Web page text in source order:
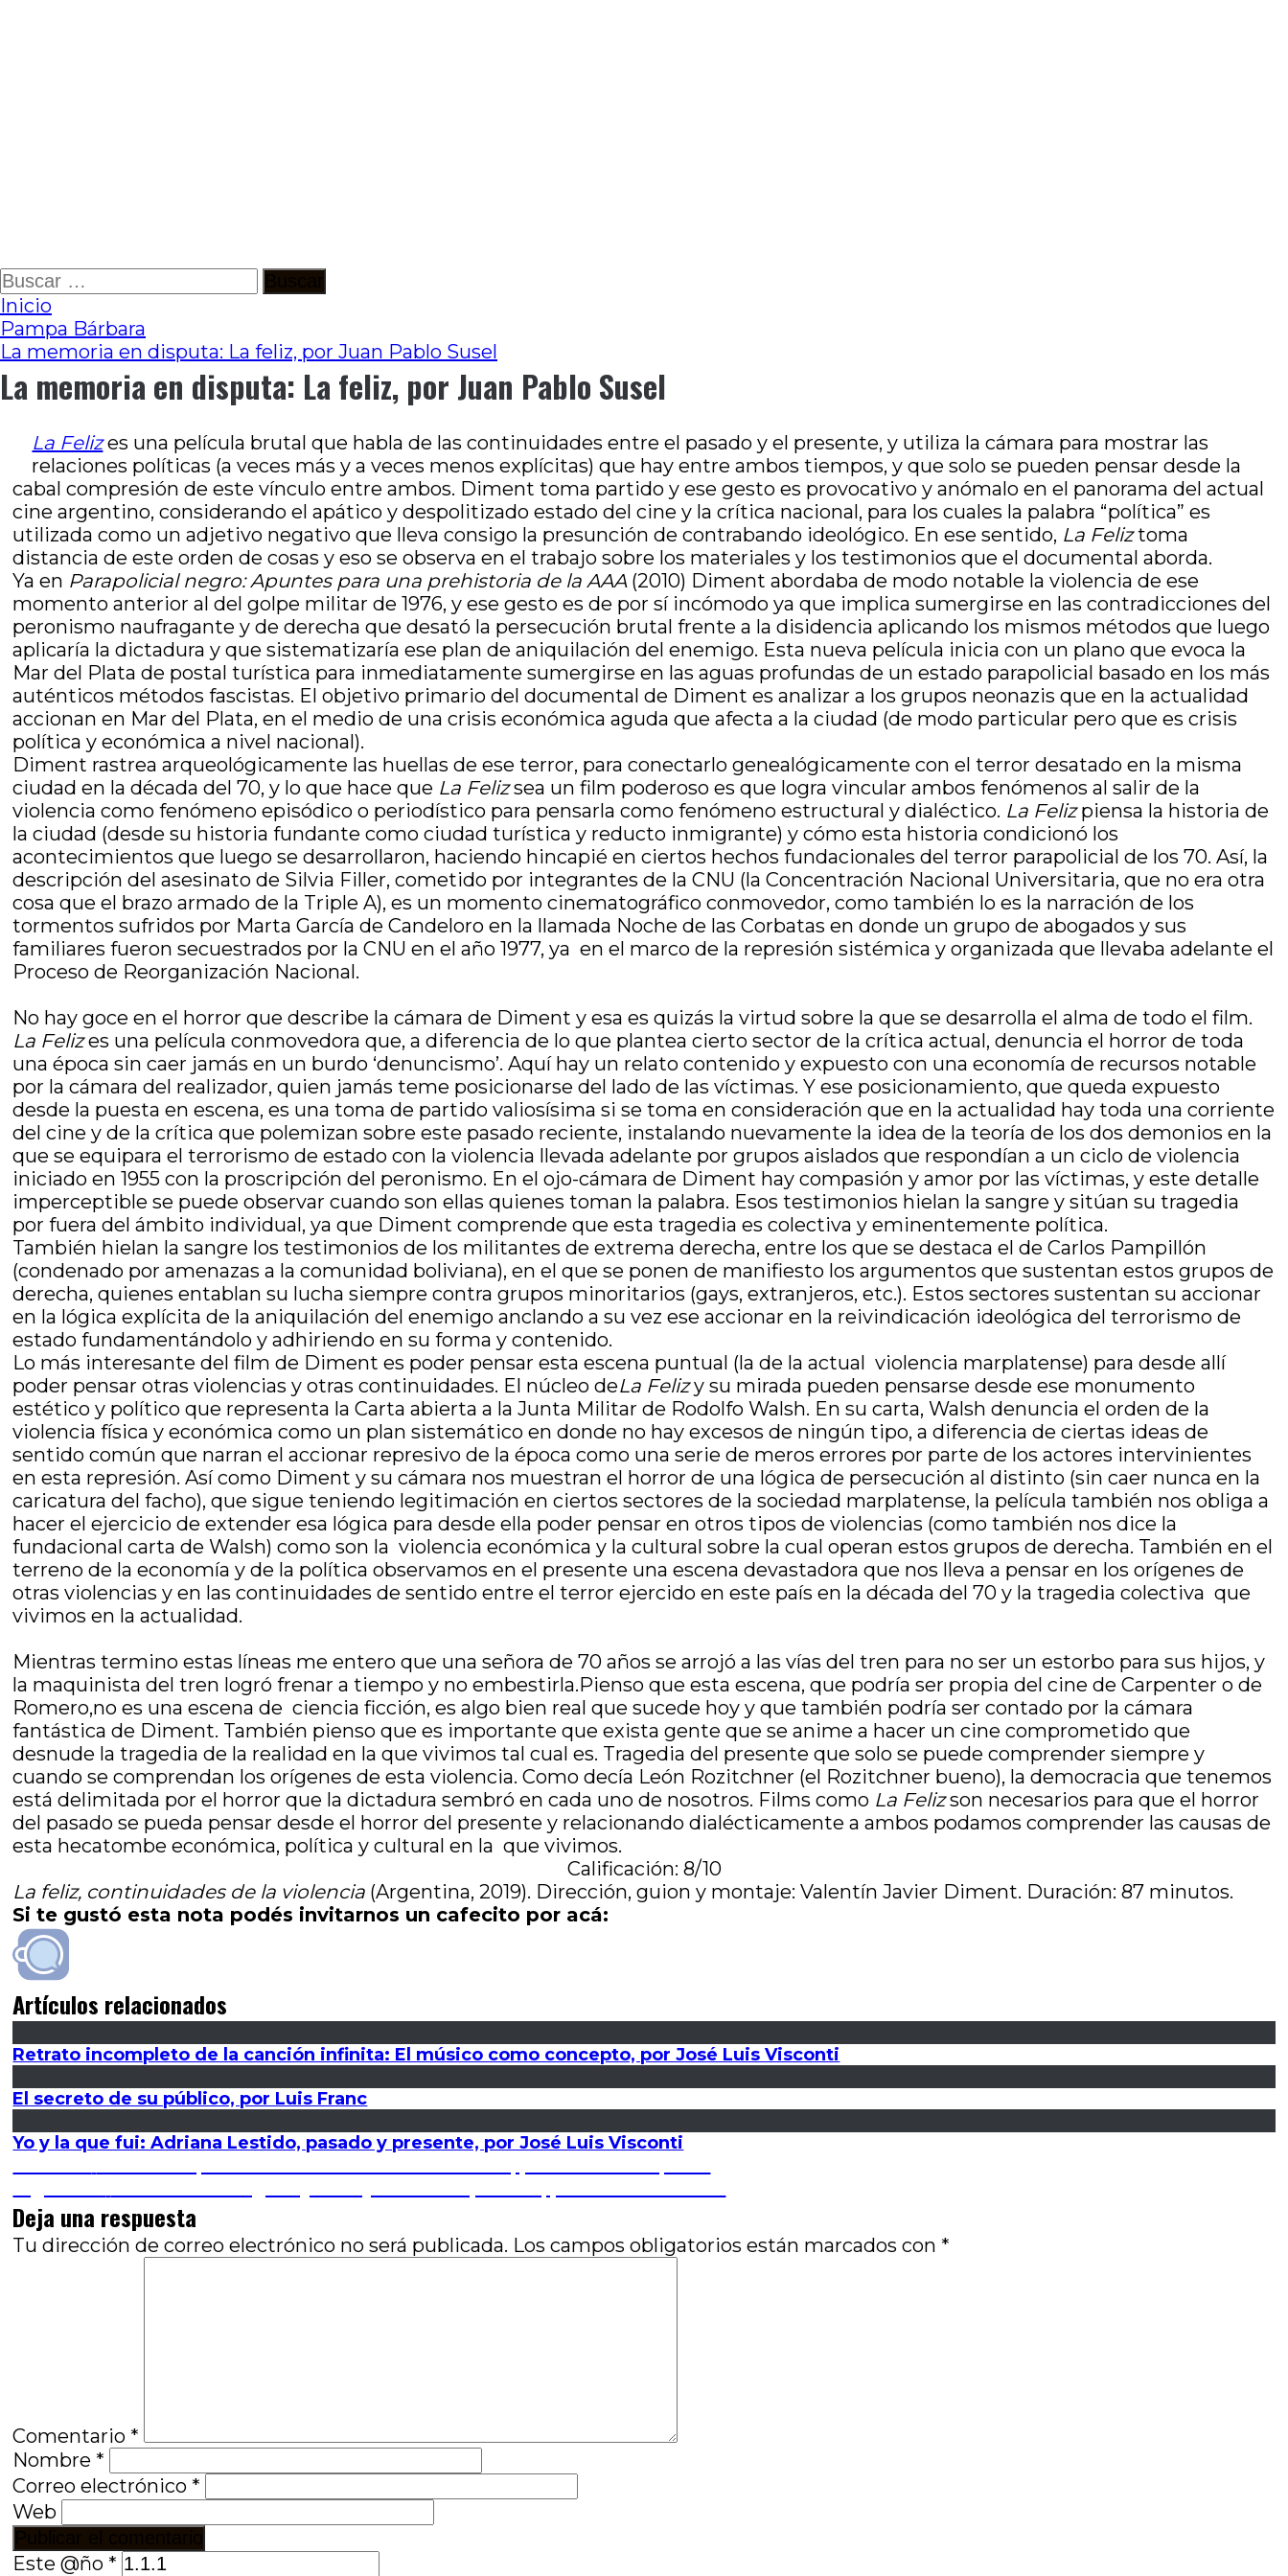
Ir
al
contenido
Buscar:
Inicio
Pampa Bárbara
La memoria en disputa: La feliz, por Juan Pablo Susel
La memoria en disputa: La feliz, por Juan Pablo Susel
La Felizes una película brutal que habla de las continuidades entre el pasado y el presente, y utiliza la cámara para mostrar las
relaciones políticas (a veces más y a veces menos explícitas) que hay entre ambos tiempos, y que solo se pueden pensar desde la
cabal compresión de este vínculo entre ambos. Diment toma partido y ese gesto es provocativo y anómalo en el panorama del actual
cine argentino, considerando el apático y despolitizado estado del cine y la crítica nacional, para los cuales la palabra “política” es
utilizada como un adjetivo negativo que lleva consigo la presunción de contrabando ideológico. En ese sentido, La Feliztoma
distancia de este orden de cosas y eso se observa en el trabajo sobre los materiales y los testimonios que el documental aborda.
Ya en Parapolicial negro: Apuntes para una prehistoria de la AAA(2010) Diment abordaba de modo notable la violencia de ese
momento anterior al del golpe militar de 1976, y ese gesto es de por sí incómodo ya que implica sumergirse en las contradicciones del
peronismo naufragante y de derecha que desató la persecución brutal frente a la disidencia aplicando los mismos métodos que luego
aplicaría la dictadura y que sistematizaría ese plan de aniquilación del enemigo. Esta nueva película inicia con un plano que evoca la
Mar del Plata de postal turística para inmediatamente sumergirse en las aguas profundas de un estado parapolicial basado en los más
auténticos métodos fascistas. El objetivo primario del documental de Diment es analizar a los grupos neonazis que en la actualidad
accionan en Mar del Plata, en el medio de una crisis económica aguda que afecta a la ciudad (de modo particular pero que es crisis
política y económica a nivel nacional).
Diment rastrea arqueológicamente las huellas de ese terror, para conectarlo genealógicamente con el terror desatado en la misma
ciudad en la década del 70, y lo que hace que La Felizsea un film poderoso es que logra vincular ambos fenómenos al salir de la
violencia como fenómeno episódico o periodístico para pensarla como fenómeno estructural y dialéctico. La Felizpiensa la historia de
la ciudad (desde su historia fundante como ciudad turística y reducto inmigrante) y cómo esta historia condicionó los
acontecimientos que luego se desarrollaron, haciendo hincapié en ciertos hechos fundacionales del terror parapolicial de los 70. Así, la
descripción del asesinato de Silvia Filler, cometido por integrantes de la CNU (la Concentración Nacional Universitaria, que no era otra
cosa que el brazo armado de la Triple A), es un momento cinematográfico conmovedor, como también lo es la narración de los
tormentos sufridos por Marta García de Candeloro en la llamada Noche de las Corbatas en donde un grupo de abogados y sus
familiares fueron secuestrados por la CNU en el año 1977, ya en el marco de la represión sistémica y organizada que llevaba adelante el
Proceso de Reorganización Nacional.
No hay goce en el horror que describe la cámara de Diment y esa es quizás la virtud sobre la que se desarrolla el alma de todo el film.
La Felizes una película conmovedora que, a diferencia de lo que plantea cierto sector de la crítica actual, denuncia el horror de toda
una época sin caer jamás en un burdo ‘denuncismo’. Aquí hay un relato contenido y expuesto con una economía de recursos notable
por la cámara del realizador, quien jamás teme posicionarse del lado de las víctimas. Y ese posicionamiento, que queda expuesto
desde la puesta en escena, es una toma de partido valiosísima si se toma en consideración que en la actualidad hay toda una corriente
del cine y de la crítica que polemizan sobre este pasado reciente, instalando nuevamente la idea de la teoría de los dos demonios en la
que se equipara el terrorismo de estado con la violencia llevada adelante por grupos aislados que respondían a un ciclo de violencia
iniciado en 1955 con la proscripción del peronismo. En el ojo-cámara de Diment hay compasión y amor por las víctimas, y este detalle
imperceptible se puede observar cuando son ellas quienes toman la palabra. Esos testimonios hielan la sangre y sitúan su tragedia
por fuera del ámbito individual, ya que Diment comprende que esta tragedia es colectiva y eminentemente política.
También hielan la sangre los testimonios de los militantes de extrema derecha, entre los que se destaca el de Carlos Pampillón
(condenado por amenazas a la comunidad boliviana), en el que se ponen de manifiesto los argumentos que sustentan estos grupos de
derecha, quienes entablan su lucha siempre contra grupos minoritarios (gays, extranjeros, etc.). Estos sectores sustentan su accionar
en la lógica explícita de la aniquilación del enemigo anclando a su vez ese accionar en la reivindicación ideológica del terrorismo de
estado fundamentándolo y adhiriendo en su forma y contenido.
Lo más interesante del film de Diment es poder pensar esta escena puntual (la de la actual violencia marplatense) para desde allí
poder pensar otras violencias y otras continuidades. El núcleo deLa Felizy su mirada pueden pensarse desde ese monumento
estético y político que representa la Carta abierta a la Junta Militar de Rodolfo Walsh. En su carta, Walsh denuncia el orden de la
violencia física y económica como un plan sistemático en donde no hay excesos de ningún tipo, a diferencia de ciertas ideas de
sentido común que narran el accionar represivo de la época como una serie de meros errores por parte de los actores intervinientes
en esta represión. Así como Diment y su cámara nos muestran el horror de una lógica de persecución al distinto (sin caer nunca en la
caricatura del facho), que sigue teniendo legitimación en ciertos sectores de la sociedad marplatense, la película también nos obliga a
hacer el ejercicio de extender esa lógica para desde ella poder pensar en otros tipos de violencias (como también nos dice la
fundacional carta de Walsh) como son la violencia económica y la cultural sobre la cual operan estos grupos de derecha. También en el
terreno de la economía y de la política observamos en el presente una escena devastadora que nos lleva a pensar en los orígenes de
otras violencias y en las continuidades de sentido entre el terror ejercido en este país en la década del 70 y la tragedia colectiva que
vivimos en la actualidad.
Mientras termino estas líneas me entero que una señora de 70 años se arrojó a las vías del tren para no ser un estorbo para sus hijos, y
la maquinista del tren logró frenar a tiempo y no embestirla.Pienso que esta escena, que podría ser propia del cine de Carpenter o de
Romero,no es una escena de ciencia ficción, es algo bien real que sucede hoy y que también podría ser contado por la cámara
fantástica de Diment. También pienso que es importante que exista gente que se anime a hacer un cine comprometido que
desnude la tragedia de la realidad en la que vivimos tal cual es. Tragedia del presente que solo se puede comprender siempre y
cuando se comprendan los orígenes de esta violencia. Como decía León Rozitchner (el Rozitchner bueno), la democracia que tenemos
está delimitada por el horror que la dictadura sembró en cada uno de nosotros. Films como La Felizson necesarios para que el horror
del pasado se pueda pensar desde el horror del presente y relacionando dialécticamente a ambos podamos comprender las causas de
esta hecatombe económica, política y cultural en la que vivimos.
Calificación: 8/10
La feliz, continuidades de la violencia (Argentina, 2019). Dirección, guion y montaje: Valentín Javier Diment. Duración: 87 minutos.
Si te gustó esta nota podés invitarnos un cafecito por acá:
Artículos relacionados
Retrato incompleto de la canción infinita: El músico como concepto, por José Luis Visconti
El secreto de su público, por Luis Franc
Yo y la que fui: Adriana Lestido, pasado y presente, por José Luis Visconti
Navegación
de
entradas
siguiente:
Deja una respuesta
Tu dirección de correo electrónico no será publicada. Los campos obligatorios están marcados con *
Comentario *
Nombre *
Correo electrónico *
Web
Este @ño *